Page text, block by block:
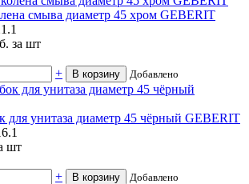
смыва диаметр 45 хром GEBERIT
за шт
+ В корзину Добавлено
для унитаза диаметр 45 чёрный GEBERIT
шт
+ В корзину Добавлено